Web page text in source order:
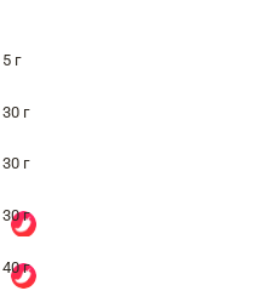
5 г
30 г
30 г
30 г
40 г